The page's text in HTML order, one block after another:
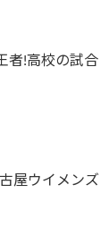
者!高校の試合
屋ウイメンズ